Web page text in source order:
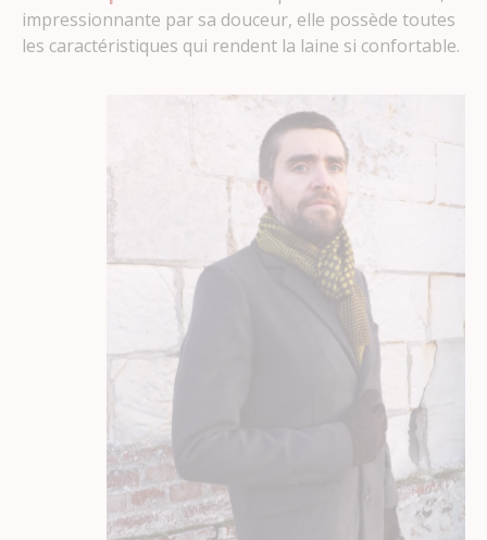
impressionnante par sa douceur, elle possède toutes
les caractéristiques qui rendent la laine si confortable.